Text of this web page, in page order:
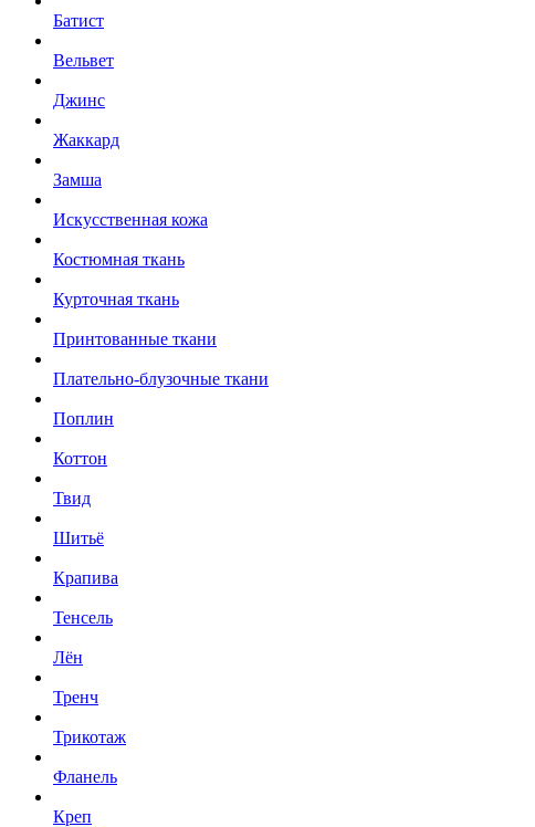
Батист
Вельвет
Джинс
Жаккард
Замша
Искусственная кожа
Костюмная ткань
Курточная ткань
Принтованные ткани
Плательно-блузочные ткани
Поплин
Коттон
Твид
Шитьё
Крапива
Тенсель
Лён
Тренч
Трикотаж
Фланель
Креп